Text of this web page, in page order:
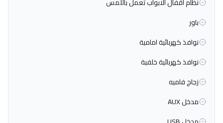
باور
نوافذ كهربائية امامية
نوافذ كهربائية خلفية
زجاج فاميه
مدخل AUX